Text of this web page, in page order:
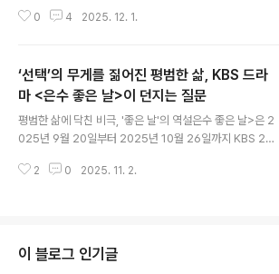
의 욕망이라는 현실적인 문제를 깊이 있게 다루고 있다. 마
여주고 있다. 이 드라마에서 몇 가지 키워드를 찾아볼 수 있
것이다. 부모를 부양하는 ‘마’ 지막 세대이자, 자녀에게 부양
대를 의미하는 이 개념은 현재 한국 사회의 중장년층과 청
0 4 2025. 12. 1.
‘선택’의 무게를 짊어진 평범한 삶, KBS 드라
마 <은수 좋은 날>이 던지는 질문
평범한 삶에 닥친 비극, '좋은 날'의 역설은수 좋은 날>은 2
025년 9월 20일부터 2025년 10월 26일까지 KBS 2
니 시리즈 드라마다. 은수 좋은 날>은 평범한 주부 강은수
릴러이다. 제목의 역설처럼, 주인공 은수의‘좋은 날’은 아이
러니하게도 불법적인 수단으로부터 시작되며, 이는 곧 우
2 0 2025. 11. 2.
이 블로그 인기글